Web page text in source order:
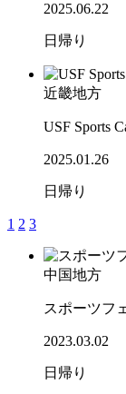
2025.06.22
日帰り
近畿地方
USF Sports
2025.01.26
日帰り
1 2 3
中国地方
スポーツフ
2023.03.02
日帰り